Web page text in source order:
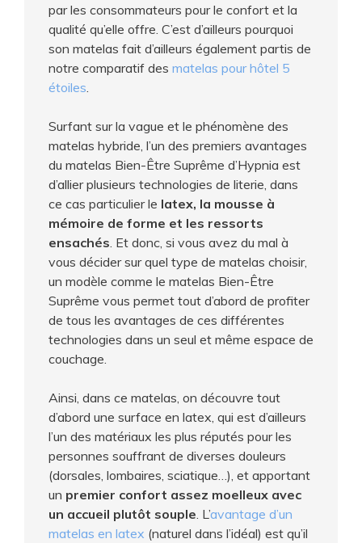
par les consommateurs pour le confort et la
qualité qu’elle offre. C’est d’ailleurs pourquoi
son matelas fait d’ailleurs également partis de
notre comparatif des matelas pour hôtel 5
étoiles
Surfant sur la vague et le phénomène des
matelas hybride, l’un des premiers avantages
du matelas Bien-Être Suprême d’Hypnia est
d’allier plusieurs technologies de literie, dans
ce cas particulier le latex, la mousse à
mémoire de forme et les ressorts
ensachés . Et donc, si vous avez du mal à
vous décider sur quel type de matelas choisir,
un modèle comme le matelas Bien-Être
Suprême vous permet tout d’abord de profiter
de tous les avantages de ces différentes
technologies dans un seul et même espace de
couchage.
Ainsi, dans ce matelas, on découvre tout
d’abord une surface en latex, qui est d’ailleurs
l’un des matériaux les plus réputés pour les
personnes souffrant de diverses douleurs
(dorsales, lombaires, sciatique…), et apportant
un premier confort assez moelleux avec
un accueil plutôt souple . L’avantage d’un
matelas en latex (naturel dans l’idéal) est qu’il